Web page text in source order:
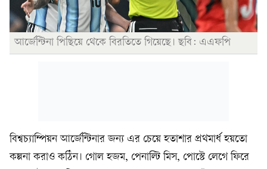
আর্জেন্টিনা পিছিয়ে থেকে বিরতিতে গিয়েছে। ছবি: এএফপি
বিশ্বচ্যাম্পিয়ন আর্জেন্টিনার জন্য এর চেয়ে হতাশার প্রথমার্ধ হয়তো
কল্পনা করাও কঠিন। গোল হজম, পেনাল্টি মিস, পোস্টে লেগে ফিরে